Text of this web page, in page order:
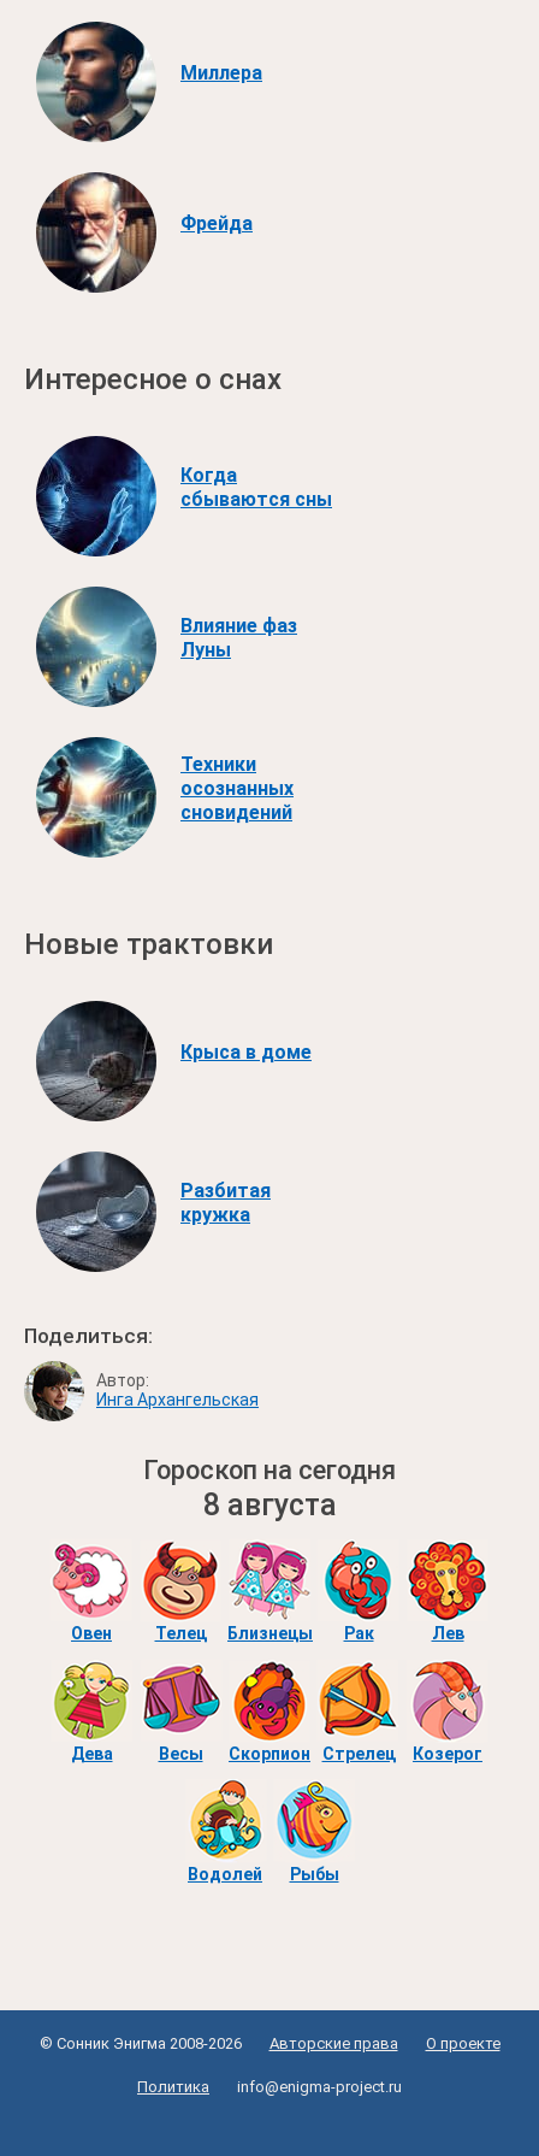
Миллера
Фрейда
Интересное о снах
Когда
сбываются сны
Влияние фаз
Луны
Техники
осознанных
сновидений
Новые трактовки
Крыса в доме
Разбитая
кружка
Поделиться:
Автор:
Инга Архангельская
Гороскоп на сегодня
8 августа
Овен Телец Близнецы Рак Лев
Дева Весы Скорпион Стрелец Козерог
Водолей Рыбы
© Сонник Энигма 2008-2026 Авторские права О проекте
Политика info@enigma-project.ru